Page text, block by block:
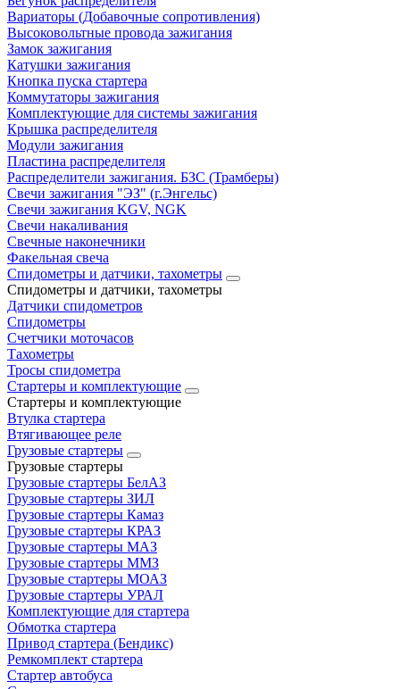
Вариаторы (Добавочные сопротивления)
Высоковольтные провода зажигания
Замок зажигания
Катушки зажигания
Кнопка пуска стартера
Коммутаторы зажигания
Комплектующие для системы зажигания
Крышка распределителя
Модули зажигания
Пластина распределителя
Распределители зажигания. БЗС (Трамберы)
Свечи зажигания "ЭЗ" (г.Энгельс)
Свечи зажигания KGV, NGK
Свечи накаливания
Свечные наконечники
Факельная свеча
Спидометры и датчики, тахометры
Спидометры и датчики, тахометры
Датчики спидометров
Спидометры
Счетчики моточасов
Тахометры
Тросы спидометра
Стартеры и комплектующие
Стартеры и комплектующие
Втулка стартера
Втягивающее реле
Грузовые стартеры
Грузовые стартеры
Грузовые стартеры БелАЗ
Грузовые стартеры ЗИЛ
Грузовые стартеры Камаз
Грузовые стартеры КРАЗ
Грузовые стартеры МАЗ
Грузовые стартеры ММЗ
Грузовые стартеры МОАЗ
Грузовые стартеры УРАЛ
Комплектующие для стартера
Обмотка стартера
Привод стартера (Бендикс)
Ремкомплект стартера
Стартер автобуса